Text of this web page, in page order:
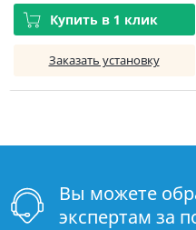
Купить в 1 клик
Заказать установку
Вы можете
экспертам за